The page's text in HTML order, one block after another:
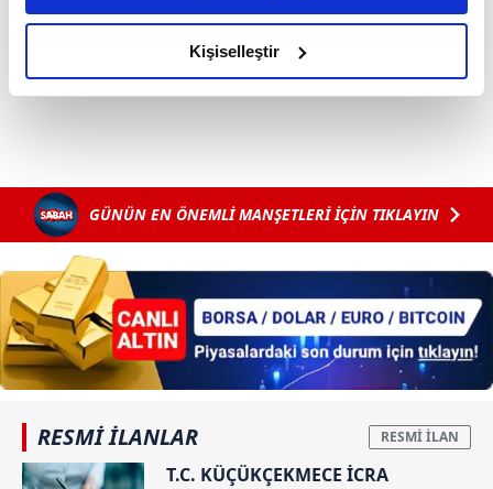
amacımızın size daha iyi bir reklam deneyimi sunmak
olduğunu ve sizlere en iyi içerikleri sunabilmek adına
elimizden gelen çabayı gösterdiğimizi ve bu noktada,
reklamların maliyetlerimizi karşılamak noktasında tek gelir
takdirde, kullanıcılara hedefli reklamlar
gösterilmeyecektir."
Sizlere daha iyi bir hizmet sunabilmek için İnternet
Sitemizde kendimize ve üçüncü kişilere ait çerezler
kullanılmaktadır. Bu çerezler vasıtasıyla çeşitli kişisel
verileriniz işlenmekte olup gerekli olan çerezler bilgi
toplumu hizmetlerinin sunulması amacıyla
kullanılmaktadır. Diğer çerezler, sitemizin daha işlevsel
kılınması ve kişiselleştirilmesi ve sizlere yönelik
reklam/pazarlama faaliyetlerinin yapılması, amaçlarıyla
Kişiselleştir
GÜNÜN EN ÖNEMLİ MANŞETLERİ İÇİN TIKLAYIN
RESMİ İLANLAR
T.C. KÜÇÜKÇEKMECE İCRA